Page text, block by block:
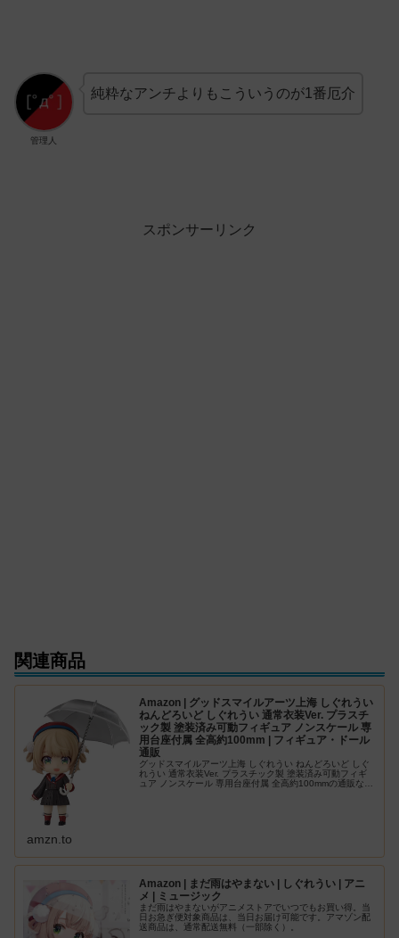
管理人
純粋なアンチよりもこういうのが1番厄介
スポンサーリンク
関連商品
Amazon | グッドスマイルアーツ上海 しぐれうい
ねんどろいど しぐれうい 通常衣装Ver. プラスチ
ック製 塗装済み可動フィギュア ノンスケール 専
用台座付属 全高約100mm | フィギュア・ドール
通販
グッドスマイルアーツ上海 しぐれうい ねんどろいど しぐ
れうい 通常衣装Ver. プラスチック製 塗装済み可動フィギ
ュア ノンスケール 専用台座付属 全高約100mmの通販なら
amzn.to
Amazon | まだ雨はやまない | しぐれうい | アニ
メ | ミュージック
まだ雨はやまないがアニメストアでいつでもお買い得。当
日お急ぎ便対象商品は、当日お届け可能です。アマゾン配
送商品は、通常配送無料（一部除く）。